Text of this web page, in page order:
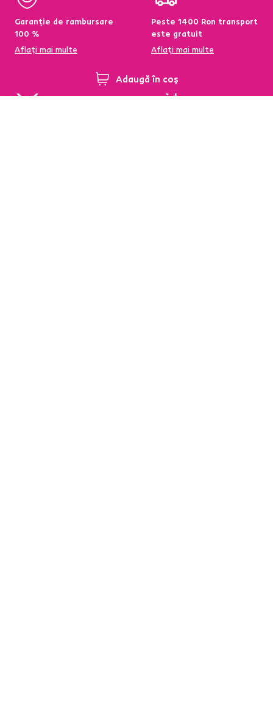
Adaugă în coș
Garanție de rambursare
100 %
Aflați mai multe
Peste 1400 Ron transport
este gratuit
Aflați mai multe